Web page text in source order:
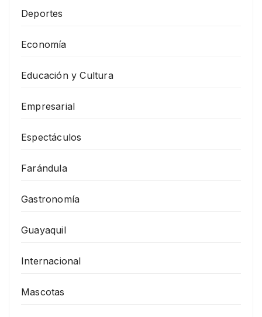
Deportes
Economía
Educación y Cultura
Empresarial
Espectáculos
Farándula
Gastronomía
Guayaquil
Internacional
Mascotas